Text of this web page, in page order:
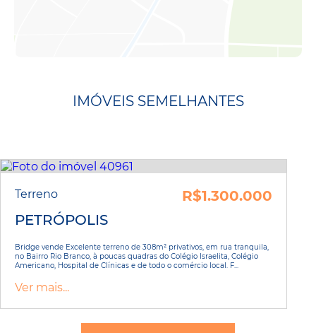
IMÓVEIS SEMELHANTES
Terreno
R$1.300.000
PETRÓPOLIS
Bridge vende Excelente terreno de 308m² privativos, em rua tranquila,
no Bairro Rio Branco, à poucas quadras do Colégio Israelita, Colégio
Americano, Hospital de Clínicas e de todo o comércio local. F...
Ver mais...